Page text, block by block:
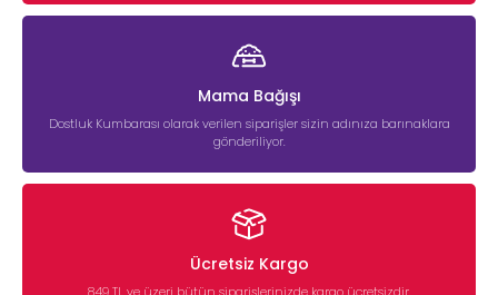
Mama Bağışı
Dostluk Kumbarası olarak verilen siparişler sizin adınıza barınaklara
gönderiliyor.
Ücretsiz Kargo